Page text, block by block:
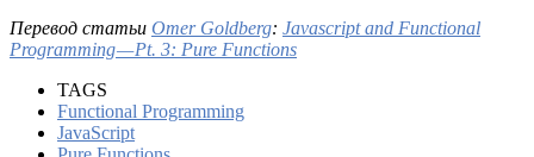
Перевод статьи Omer Goldberg: Javascript and Functional
Programming — Pt. 3: Pure Functions
TAGS
Functional Programming
JavaScript